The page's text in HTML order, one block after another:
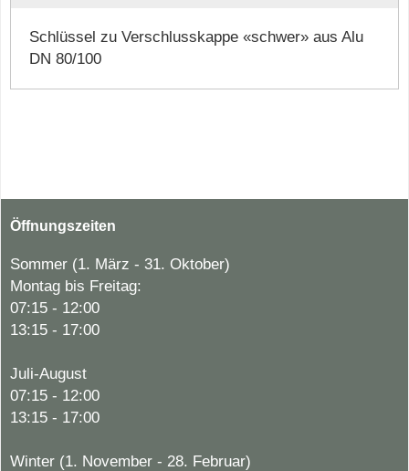
Schlüssel zu Verschlusskappe «schwer» aus Alu
DN 80/100
Öffnungszeiten
Sommer (1. März - 31. Oktober)
Montag bis Freitag:
07:15 - 12:00
13:15 - 17:00
Juli-August
07:15 - 12:00
13:15 - 17:00
Winter (1. November - 28. Februar)